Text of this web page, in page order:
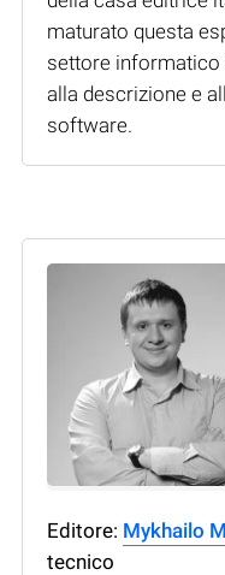
maturato questa
settore informatico
alla descrizione e
software.
Editore: Mykhailo
tecnico